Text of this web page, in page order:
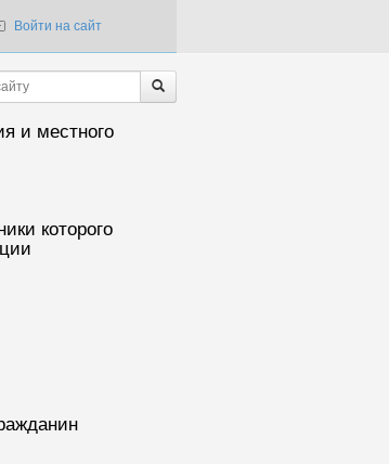
Войти на сайт
и местного
которого